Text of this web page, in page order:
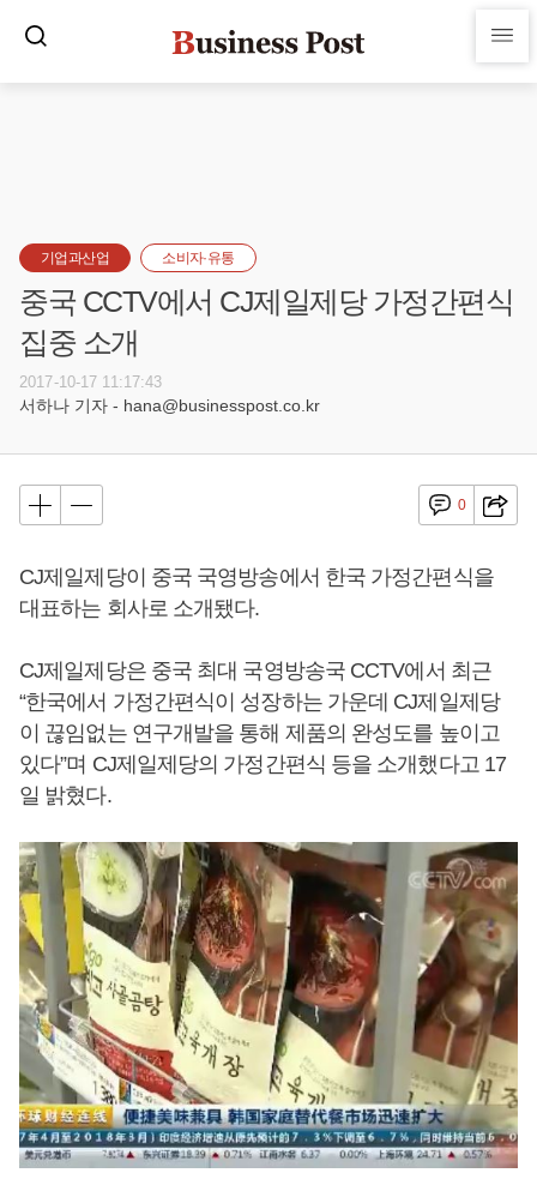
기업과산업 소비자·유통
중국 CCTV에서 CJ제일제당 가정간편식
집중 소개
2017-10-17 11:17:43
서하나 기자 - hana@businesspost.co.kr
0
CJ제일제당이 중국 국영방송에서 한국 가정간편식을
대표하는 회사로 소개됐다.
CJ제일제당은 중국 최대 국영방송국 CCTV에서 최근
“한국에서 가정간편식이 성장하는 가운데 CJ제일제당
이 끊임없는 연구개발을 통해 제품의 완성도를 높이고
있다”며 CJ제일제당의 가정간편식 등을 소개했다고 17
일 밝혔다.